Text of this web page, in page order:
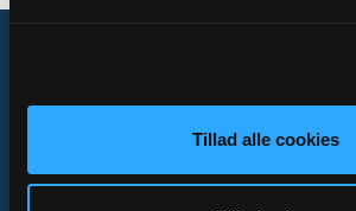
Tillad alle cookies
Tilgængelighedserklæring
Privatlivs- og cookiepolitik